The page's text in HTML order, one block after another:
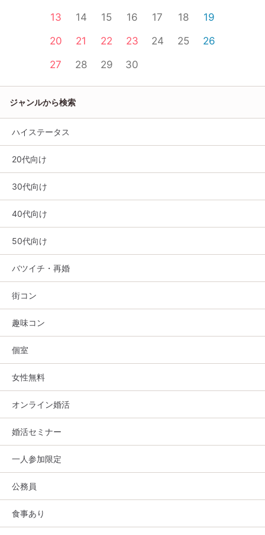
13
14 15 16 17 18
19
20
21 22 23 24 25
26
27
28 29 30
ジャンルから検索
ハイステータス
20代向け
30代向け
40代向け
50代向け
バツイチ・再婚
街コン
趣味コン
個室
女性無料
オンライン婚活
婚活セミナー
一人参加限定
公務員
食事あり